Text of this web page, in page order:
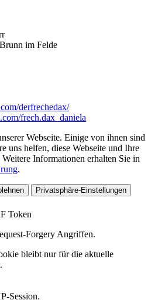
im Felde
Webseite. Einige von ihnen sind
uns helfen, diese Webseite und Ihre
Informationen erhalten Sie in
.
Privatsphäre-Einstellungen
Token
Forgery Angriffen.
bleibt nur für die aktuelle
Session.